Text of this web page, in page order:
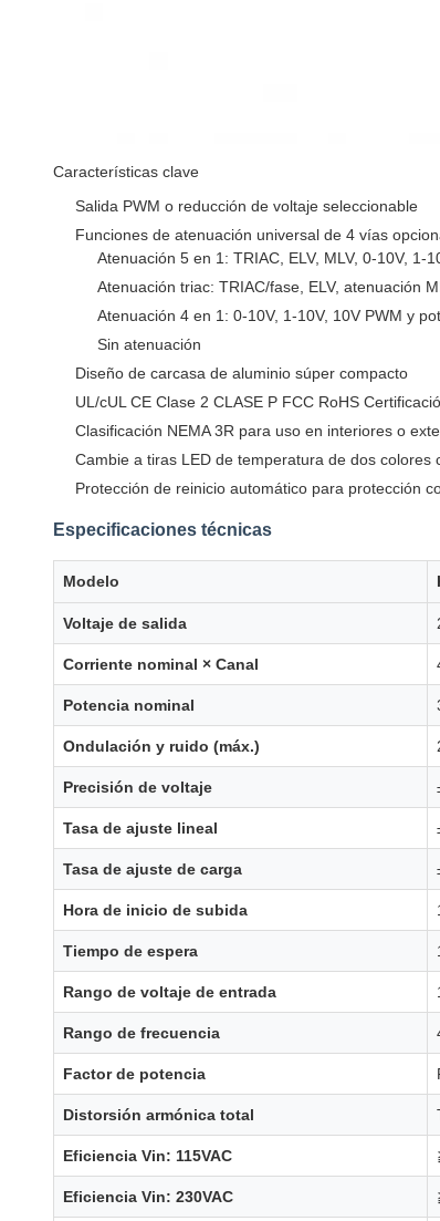
Características clave
Salida PWM o reducción de voltaje seleccionable
Funciones de atenuación universal de 4 vías
Atenuación 5 en 1: TRIAC, ELV, MLV, 0-10V,
Atenuación triac: TRIAC/fase, ELV, atenuación
Atenuación 4 en 1: 0-10V, 1-10V, 10V PWM y
Sin atenuación
Diseño de carcasa de aluminio súper compacto
UL/cUL CE Clase 2 CLASE P FCC RoHS
Clasificación NEMA 3R para uso en interiores o
Cambie a tiras LED de temperatura de dos
Protección de reinicio automático para protección
Especificaciones técnicas
Modelo
Voltaje de salida
Corriente nominal × Canal
Potencia nominal
Ondulación y ruido (máx.)
Precisión de voltaje
Tasa de ajuste lineal
Tasa de ajuste de carga
Hora de inicio de subida
Tiempo de espera
Rango de voltaje de entrada
Rango de frecuencia
Factor de potencia
Distorsión armónica total
Eficiencia Vin: 115VAC
Eficiencia Vin: 230VAC